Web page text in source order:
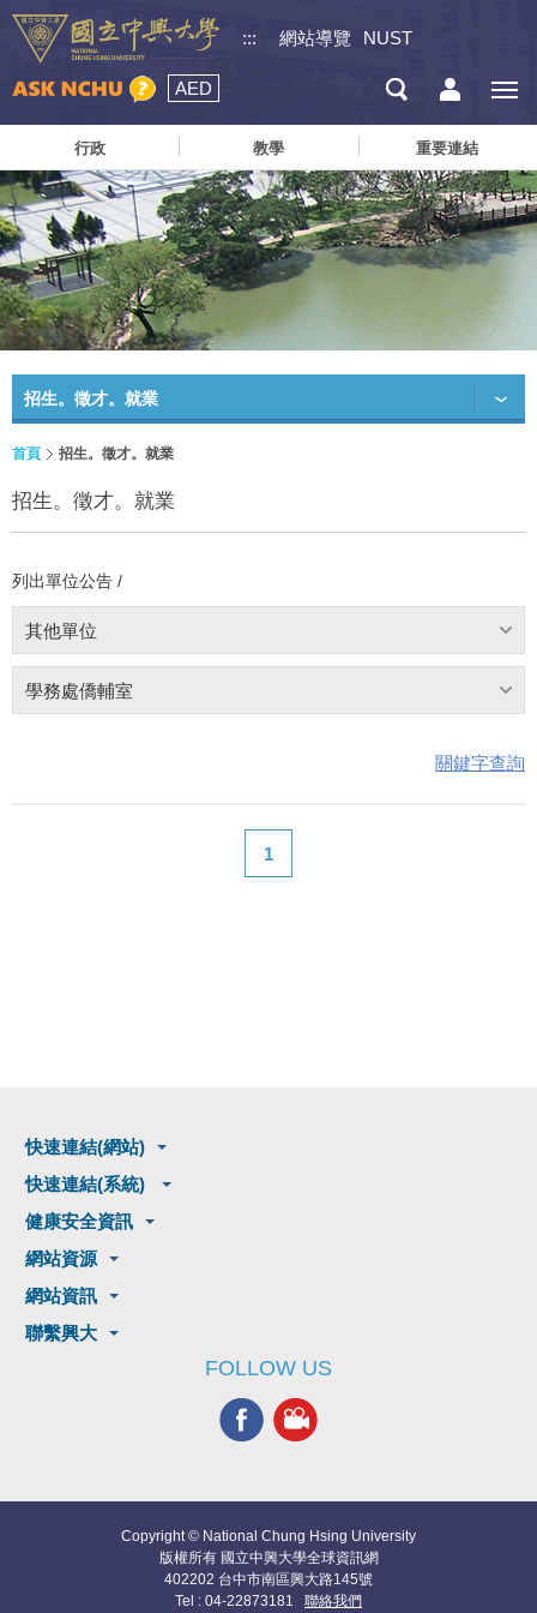
::: 網站導覽 NUST
AED
行政 教學 重要連結
招生。徵才。就業
首頁 招生。徵才。就業
招生。徵才。就業
列出單位公告 /
其他單位
學務處僑輔室
關鍵字查詢
1
快速連結(網站)
快速連結(系統)
健康安全資訊
網站資源
網站資訊
聯繫興大
FOLLOW US
Copyright © National Chung Hsing University
版權所有 國立中興大學全球資訊網
402202 台中市南區興大路145號
Tel : 04-22873181 聯絡我們